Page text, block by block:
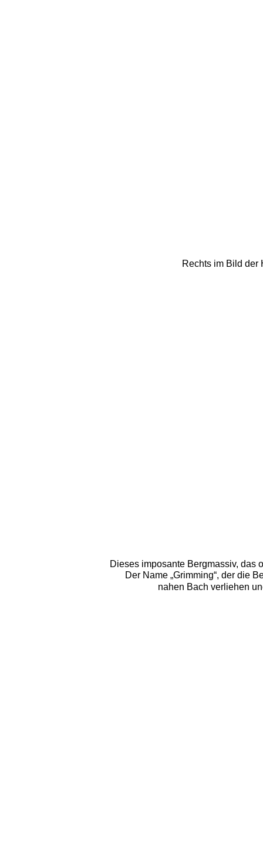
Rechts im Bild der
Dieses imposante Bergmassiv, das
Der Name „Grimming“, der die
nahen Bach verliehen